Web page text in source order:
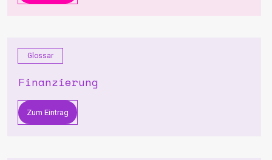
Glossar
Finanzierung
Zum Eintrag